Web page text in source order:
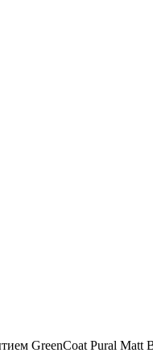
GreenCoat Pural Matt